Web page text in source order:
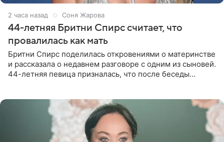
2 часа назад Соня Жарова
44-летняя Бритни Спирс считает, что
провалилась как мать
Бритни Спирс поделилась откровениями о материнстве
и рассказала о недавнем разговоре с одним из сыновей.
44-летняя певица призналась, что после беседы